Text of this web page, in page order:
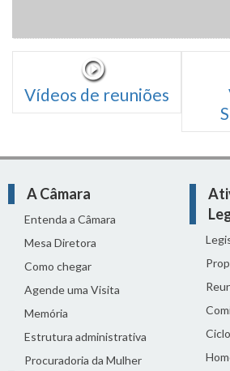
Vídeos de reuniões
A Câmara
Entenda a Câmara
Mesa Diretora
Como chegar
Agende uma Visita
Memória
Estrutura administrativa
Procuradoria da Mulher